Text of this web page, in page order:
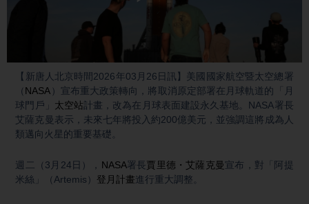
【新唐人北京時間2026年03月26日訊】美國國家航空暨太空總署
（ NASA ）宣布重大政策轉向，將取消原定部署在月球軌道的「月
球門戶」 太空站計畫，改為在月球表面建設永久基地。NASA署長
艾薩克曼表示，未來七年將投入約200億美元，並強調這將成為人
類邁向火星的重要基礎。
週二（3月24日）， NASA署長賈里德・艾薩克曼宣布，對「阿提
米絲」（Artemis） 登月計畫進行重大調整。